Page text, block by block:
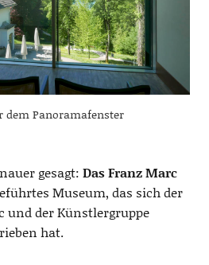
dem Panoramafenster
gesagt: Das Franz Marc
Museum, das sich der
und der Künstlergruppe
hat.